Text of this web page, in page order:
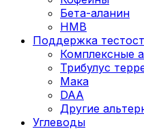
Бета-аланин
HMB
Поддержка
Комплексные
Трибулус
Мака
DAA
Другие
Углеводы